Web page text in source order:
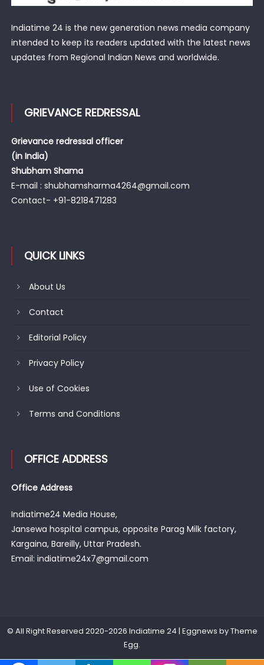
Indiatime 24 is the new generation news media company
intended to keep its readers updated with the latest news
updates from Regional Indian News and worldwide.
GRIEVANCE REDRESSAL
Grievance redressal officer
(in India)
Shubham Shama
E-mail : shubhamsharma4264@gmail.com
Contact- +91-8218471283
QUICK LINKS
About Us
Contact
Editorial Policy
Privacy Policy
Use of Cookies
Terms and Conditions
OFFICE ADDRESS
Office Address
Indiatime24 Media House,
Jansewa hospital campus, opposite Parag Milk factory,
Kargaina, Bareilly, Uttar Pradesh.
Email: indiatime24x7@gmail.com
© All Right Reserved 2020-2026 Indiatime 24 | Eggnews byTheme
Egg.